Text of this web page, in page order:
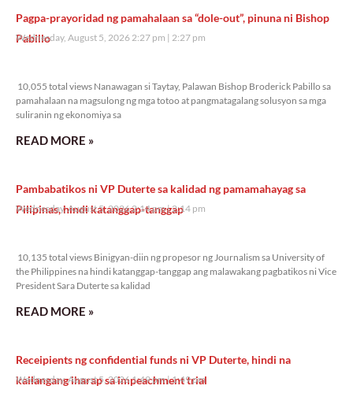
Pagpa-prayoridad ng pamahalaan sa “dole-out”, pinuna ni Bishop
Pabillo
Wednesday, August 5, 2026 2:27 pm 2:27 pm
10,055 total views Nanawagan si Taytay, Palawan Bishop Broderick Pabillo sa
pamahalaan na magsulong ng mga totoo at pangmatagalang solusyon sa mga
suliranin ng ekonomiya sa
READ MORE »
Pambabatikos ni VP Duterte sa kalidad ng pamamahayag sa
Pilipinas, hindi katanggap-tanggap
Wednesday, August 5, 2026 2:14 pm 2:14 pm
10,135 total views Binigyan-diin ng propesor ng Journalism sa University of
the Philippines na hindi katanggap-tanggap ang malawakang pagbatikos ni Vice
President Sara Duterte sa kalidad
READ MORE »
Receipients ng confidential funds ni VP Duterte, hindi na
kailangang iharap sa impeachment trial
Wednesday, August 5, 2026 1:49 pm 1:49 pm